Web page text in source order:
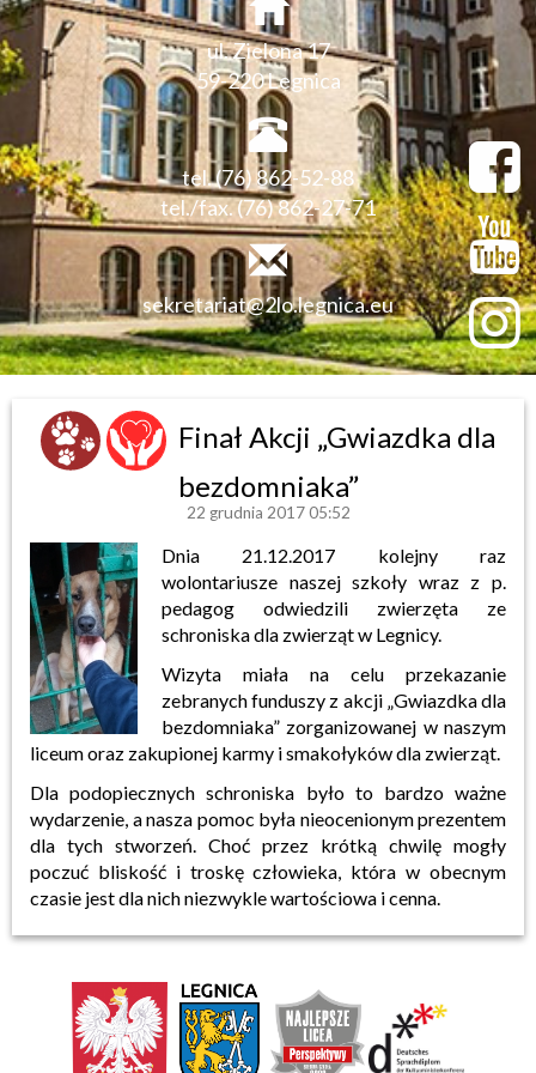
ul. Zielona 17
59-220 Legnica
tel. (76) 862-52-88
tel./fax. (76) 862-27-71
sekretariat@2lo.legnica.eu
Finał Akcji „Gwiazdka dla
bezdomniaka”
22 grudnia 2017 05:52
Dnia 21.12.2017 kolejny raz
wolontariusze naszej szkoły wraz z p.
pedagog odwiedzili zwierzęta ze
schroniska dla zwierząt w Legnicy.
Wizyta miała na celu przekazanie
zebranych funduszy z akcji „Gwiazdka dla
bezdomniaka” zorganizowanej w naszym
liceum oraz zakupionej karmy i smakołyków dla zwierząt.
Dla podopiecznych schroniska było to bardzo ważne
wydarzenie, a nasza pomoc była nieocenionym prezentem
dla tych stworzeń. Choć przez krótką chwilę mogły
poczuć bliskość i troskę człowieka, która w obecnym
czasie jest dla nich niezwykle wartościowa i cenna.